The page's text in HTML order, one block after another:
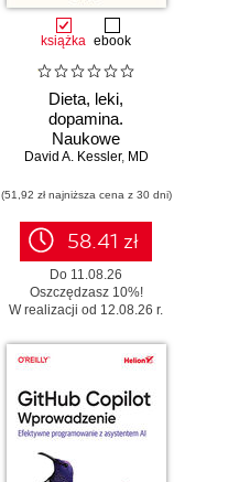
książka ebook
Dieta, leki,
dopamina.
Naukowe
podejście do
jedzenia,
fenomenu GLP-1 i
roli zdrowych
nawyków
David A. Kessler, MD
(51,92 zł najniższa cena z 30 dni)
58.41 zł
Do 11.08.26
Oszczędzasz 10%!
W realizacji od 12.08.26 r.